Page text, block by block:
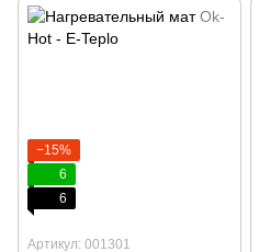
−15%
6
6
Артикул: 001301